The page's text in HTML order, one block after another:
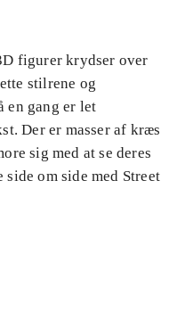
figurer krydser over
stilrene og
en gang er let
Der er masser af kræs
sig med at se deres
om side med Street